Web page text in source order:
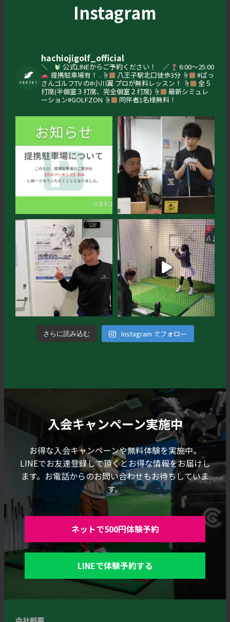
Instagram
hachiojigolf_official
＼ 公式LINEからご予約ください！ ／
6:00〜25:00
提携駐車場有！ . ☝ 八王子駅北口徒歩3分☝
#ばっ
さんゴルフTV の#小川翼 プロが無料レッスン！
☝
全５
打席(半個室３打席、完全個室２打席) ☝
最新シミュレ
ーション#GOLFZON ☝ 同伴者1名様無料！
さらに読み込む Instagram でフォロー
入会キャンペーン実施中
お得な入会キャンペーンや無料体験を実施中。
LINEでお友達登録して頂くとお得な情報をお届けし
ます。お電話からのお問い合わせもお待ちしていま
す。
ネットで500円体験予約
LINEで体験予約する